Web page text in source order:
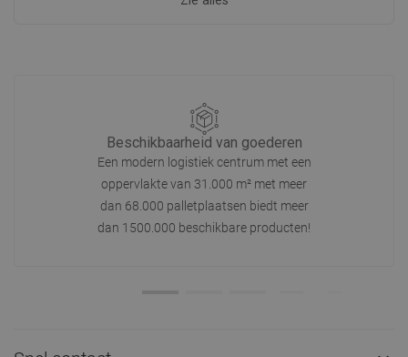
Beschikbaarheid van goederen
Een modern logistiek centrum met een
oppervlakte van 31.000 m² met meer
dan 68.000 palletplaatsen biedt meer
dan 1500.000 beschikbare producten!